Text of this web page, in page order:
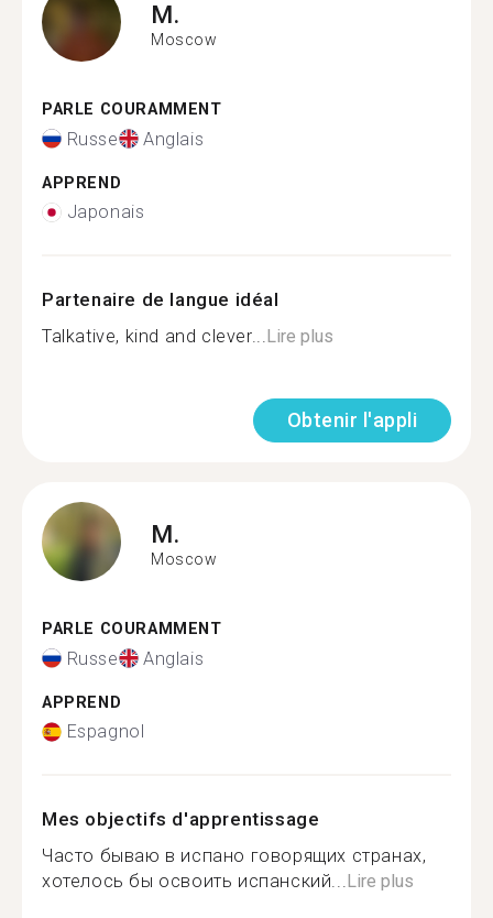
M.
Moscow
PARLE COURAMMENT
Russe Anglais
APPREND
Japonais
Partenaire de langue idéal
Talkative, kind and clever...Lire plus
Obtenir l'appli
M.
Moscow
PARLE COURAMMENT
Russe Anglais
APPREND
Espagnol
Mes objectifs d'apprentissage
Часто бываю в испано говорящих странах,
хотелось бы освоить испанский...Lire plus